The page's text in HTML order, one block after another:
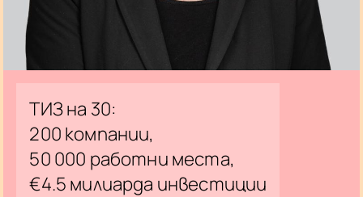
ТИЗ на 30:
200 компании,
50 000 работни места,
€4.5 милиарда инвестиции